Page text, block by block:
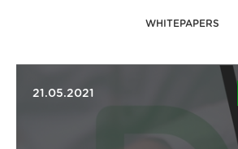
WHITEPAPERS
21.05.2021
“Hoe hou jij het welzijn hoog in jouw
Tegenwoordig een meer